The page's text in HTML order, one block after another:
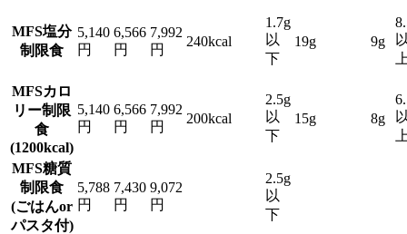
MFS塩分
制限食
5,140
円
6,566
円
7,992
円
240kcal
1.7g
以
下
19g 9g
MFSカロ
リー制限
食
(1200kcal)
5,140
円
6,566
円
7,992
円
200kcal
2.5g
以
下
15g 8g
MFS糖質
制限食
(ごはんor
パスタ付)
5,788
円
7,430
円
9,072
円
2.5g
以
下